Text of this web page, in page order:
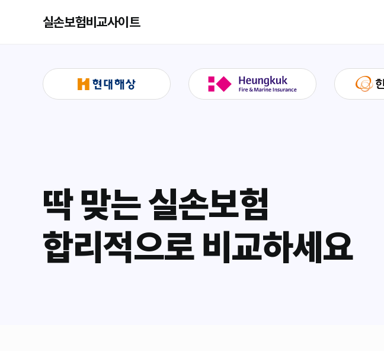
실손보험비교사이트
딱 맞는 실손보험
합리적으로 비교하세요